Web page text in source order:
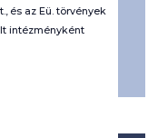
és az Eü. törvények
intézményként